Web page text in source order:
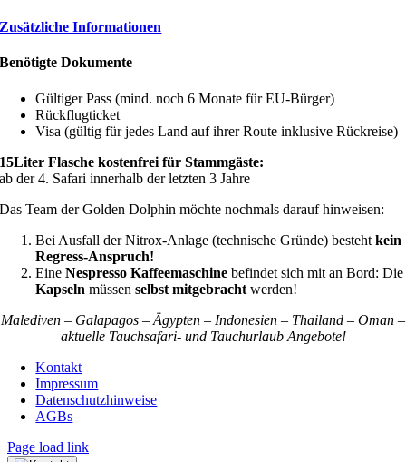
Zusätzliche Informationen
Benötigte Dokumente
Gültiger Pass (mind. noch 6 Monate für EU-Bürger)
Rückflugticket
Visa (gültig für jedes Land auf ihrer Route inklusive Rückreise)
15Liter Flasche kostenfrei für Stammgäste:
ab der 4. Safari innerhalb der letzten 3 Jahre
Das Team der Golden Dolphin möchte nochmals darauf hinweisen:
Bei Ausfall der Nitrox-Anlage (technische Gründe) bestehtkein
Regress-Anspruch!
EineNespresso Kaffeemaschine befindet sich mit an Bord: Die
Kapselnmüssenselbst mitgebracht werden!
Malediven – Galapagos – Ägypten – Indonesien – Thailand – Oman –
aktuelle Tauchsafari- und Tauchurlaub Angebote!
Kontakt
Impressum
Datenschutzhinweise
AGBs
Page load link